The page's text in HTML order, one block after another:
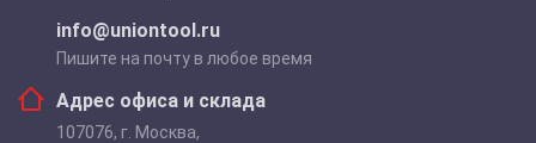
info@uniontool.ru
Пишите на почту в любое время
Адрес офиса и склада
107076, г. Москва,